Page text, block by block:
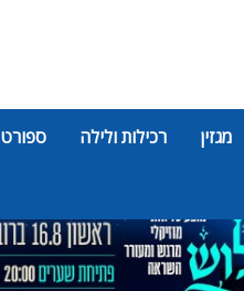
מגזין רכילות ולילה ספורט